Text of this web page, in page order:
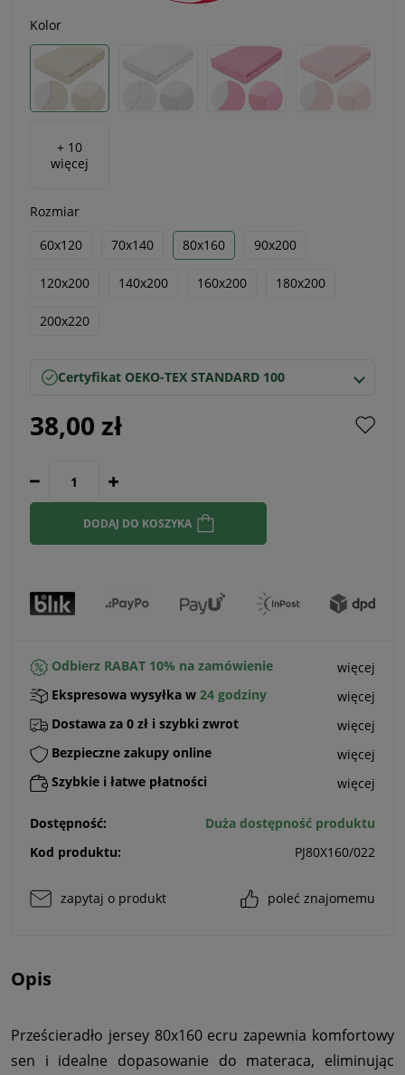
Kolor
+ 10
więcej
Rozmiar
60x120
70x140 80x160 90x200
120x200 140x200 160x200 180x200
200x220
Certyfikat OEKO-TEX STANDARD 100
38,00 zł
DODAJ DO KOSZYKA
Odbierz RABAT 10% na zamówienie
więcej
Ekspresowa wysyłka w 24 godziny
więcej
Dostawa za 0 zł i szybki zwrot
więcej
Bezpieczne zakupy online
więcej
Szybkie i łatwe płatności
więcej
Dostępność:
Duża dostępność produktu
Kod produktu:
PJ80X160/022
zapytaj o produkt poleć znajomemu
Opis
Prześcieradło jersey 80x160 ecru zapewnia komfortowy
sen i idealne dopasowanie do materaca, eliminując